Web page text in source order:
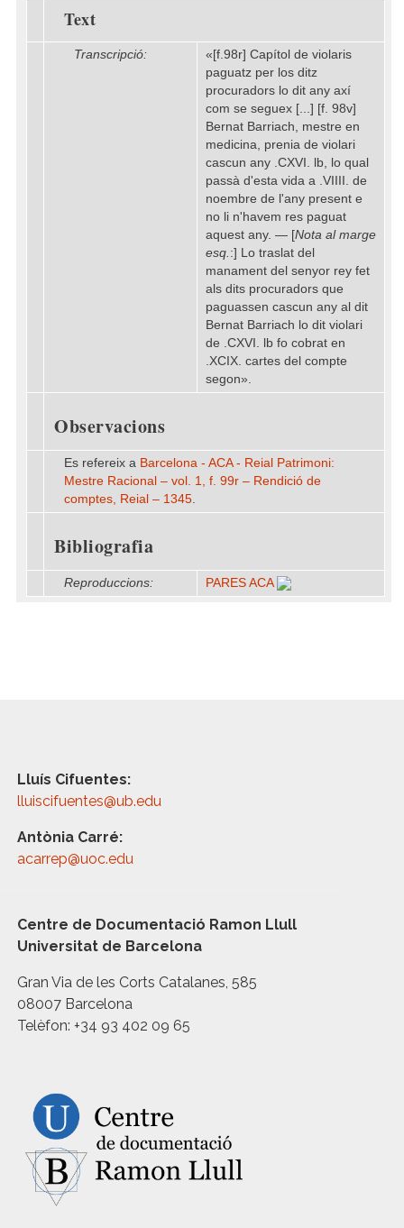
Text
Transcripció:
«[f.98r] Capítol de violaris
paguatz per los ditz
procuradors lo dit any axí
com se seguex [...] [f. 98v]
Bernat Barriach, mestre en
medicina, prenia de violari
cascun any .CXVI. lb, lo qual
passà d'esta vida a .VIIII. de
noembre de l'any present e
no li n'havem res paguat
aquest any. — [Nota al marge
esq. :] Lo traslat del
manament del senyor rey fet
als dits procuradors que
paguassen cascun any al dit
Bernat Barriach lo dit violari
de .CXVI. lb fo cobrat en
.XCIX. cartes del compte
segon».
Observacions
Es refereix a Barcelona - ACA - Reial Patrimoni:
Mestre Racional – vol. 1, f. 99r – Rendició de
comptes, Reial – 1345.
Bibliografia
Reproduccions: PARES ACA
Lluís Cifuentes:
lluiscifuentes@ub.edu
Antònia Carré:
acarrep@uoc.edu
Centre de Documentació Ramon Llull
Universitat de Barcelona
Gran Via de les Corts Catalanes, 585
08007 Barcelona
Telèfon: +34 93 402 09 65